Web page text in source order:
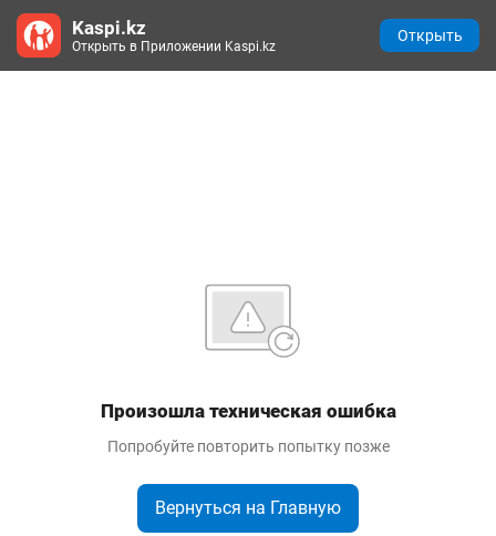
Произошла техническая ошибка
Попробуйте повторить попытку позже
Вернуться на Главную
Kaspi.kz
Открыть в Приложении Kaspi.kz
Открыть